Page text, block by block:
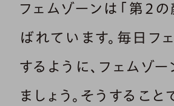
フェムゾーンは「第２
ばれています。毎日フ
するように、フェムゾ
ましょう。そうすること